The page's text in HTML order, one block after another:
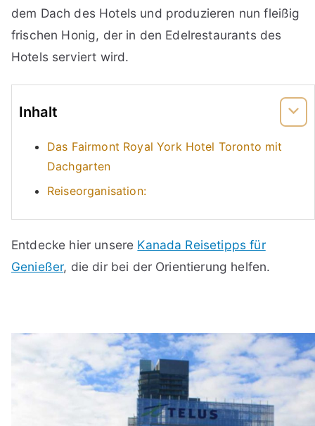
dem Dach des Hotels und produzieren nun fleißig
frischen Honig, der in den Edelrestaurants des
Hotels serviert wird.
Inhalt
Das Fairmont Royal York Hotel Toronto mit
Dachgarten
Reiseorganisation:
Entdecke hier unsere Kanada Reisetipps für
Genießer, die dir bei der Orientierung helfen.